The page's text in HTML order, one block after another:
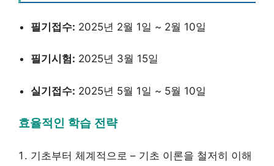
필기접수: 2025년 2월 1일 ~ 2월 10일
필기시험: 2025년 3월 15일
실기접수: 2025년 5월 1일 ~ 5월 10일
효율적인 학습 전략
기초부터 체계적으로 – 기초 이론을 철저히 이해